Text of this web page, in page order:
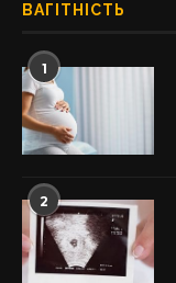
ВАГІТНІСТЬ
1
2